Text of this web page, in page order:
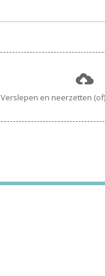
Verslepen en neerzetten (of)